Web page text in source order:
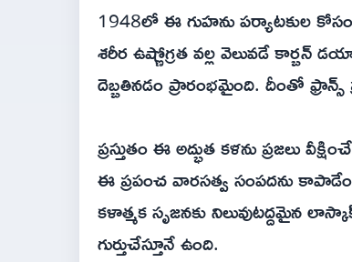
1948లో ఈ గుహను పర్యాటకుల
శరీర ఉష్ణోగ్రత వల్ల వెలువడే
దెబ్బతినడం ప్రారంభమైంది. దీంతో
ప్రస్తుతం ఈ అద్భుత కళను ప్రజలు
ఈ ప్రపంచ వారసత్వ సంపదను
కళాత్మక సృజనకు నిలువుటద్దమైన
గుర్తుచేస్తూనే ఉంది.